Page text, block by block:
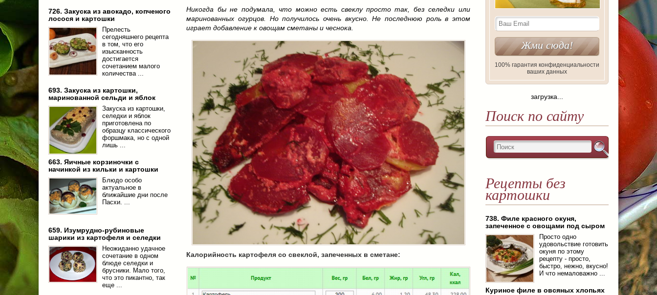
Никогда бы не подумала, что можно есть свеклу просто так, без селедки или
маринованных огурцов. Но получилось очень вкусно. Не последнюю роль в этом
играет добавление к овощам сметаны и чеснока.
Калорийность картофеля со свеклой, запеченных в сметане:
726. Закуска из авокадо, копченого
лосося и картошки
Прелесть
сегодняшнего рецепта
в том, что его
изысканность
достигается
сочетанием малого
количества ...
693. Закуска из картошки,
маринованной сельди и яблок
Закуска из картошки,
селедки и яблок
приготовлена по
образцу классического
форшмака, но с одной
лишь ...
663. Яичные корзиночки с
начинкой из кильки и картошки
Блюдо особо
актуальное в
ближайшие дни после
Пасхи. ...
659. Изумрудно-рубиновые
шарики из картофеля и селедки
Неожиданно удачное
сочетание в одном
блюде селедки и
брусники. Мало того,
что это пикантно, так
еще ...
100% гарантия конфиденциальности
ваших данных
загрузка...
Поиск по сайту
Рецепты без
картошки
738. Филе красного окуня,
запеченное с овощами под сыром
Просто одно
удовольствие готовить
окуня по этому
рецепту - просто,
быстро, нежно, вкусно!
И что немаловажно ...
Куриное филе в овсяных хлопьях